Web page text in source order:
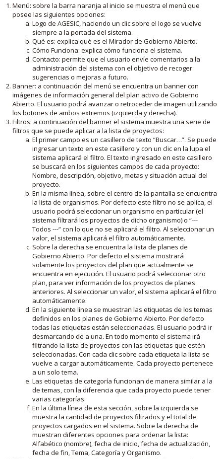
Menú: sobre la barra naranja al inicio se muestra el menú que
posee las siguientes opciones:
Logo de AGESIC, haciendo un clic sobre el logo se vuelve
siempre a la portada del sistema.
Qué es: explica qué es el Mirador de Gobierno Abierto.
Cómo Funciona: explica cómo funciona el sistema.
Contacto: permite que el usuario envíe comentarios a la
administración del sistema con el objetivo de recoger
sugerencias o mejoras a futuro.
Banner: a continuación del menú se encuentra un banner con
imágenes de información general del plan activo de Gobierno
Abierto. El usuario podrá avanzar o retroceder de imagen utilizando
los botones de ambos extremos (izquierda y derecha).
Filtros: a continuación del banner el sistema muestra una serie de
filtros que se puede aplicar a la lista de proyectos:
El primer campo es un casillero de texto “Buscar…”. Se puede
ingresar un texto en este casillero y con un clic en la lupa el
sistema aplicará el filtro. El texto ingresado en este casillero
se buscará en los siguientes campos de cada proyecto:
Nombre, descripción, objetivo, metas y situación actual del
proyecto.
En la misma línea, sobre el centro de la pantalla se encuentra
la lista de organismos. Por defecto este filtro no se aplica, el
usuario podrá seleccionar un organismo en particular (el
sistema filtrará los proyectos de dicho organismo) o “---
Todos ---“ con lo que no se aplicará el filtro. Al seleccionar un
valor, el sistema aplicará el filtro automáticamente.
Sobre la derecha se encuentra la lista de planes de
Gobierno Abierto. Por defecto el sistema mostrará
solamente los proyectos del plan que actualmente se
encuentra en ejecución. El usuario podrá seleccionar otro
plan, para ver información de los proyectos de planes
anteriores. Al seleccionar un valor, el sistema aplicará el filtro
automáticamente.
En la siguiente línea se muestran las etiquetas de los temas
definidos en los planes de Gobierno Abierto. Por defecto
todas las etiquetas están seleccionadas. El usuario podrá ir
desmarcando de a una. En todo momento el sistema irá
filtrando la lista de proyectos con las etiquetas que estén
seleccionadas. Con cada clic sobre cada etiqueta la lista se
vuelve a cargar automáticamente. Cada proyecto pertenece
a un solo tema.
Las etiquetas de categoría funcionan de manera similar a la
de temas, con la diferencia que cada proyecto puede tener
varias categorías.
En la última línea de esta sección, sobre la izquierda se
muestra la cantidad de proyectos filtrados y el total de
proyectos cargados en el sistema. Sobre la derecha de
muestran diferentes opciones para ordenar la lista:
Alfabético (nombre), fecha de inicio, fecha de actualización,
fecha de fin, Tema, Categoría y Organismo.